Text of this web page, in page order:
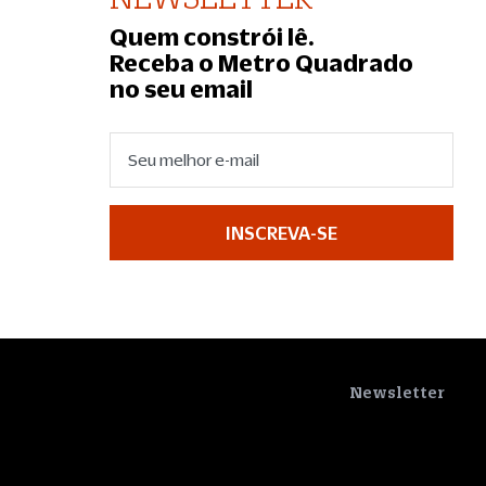
Quem constrói lê.
Receba o Metro Quadrado
no seu email
INSCREVA-SE
Newsletter